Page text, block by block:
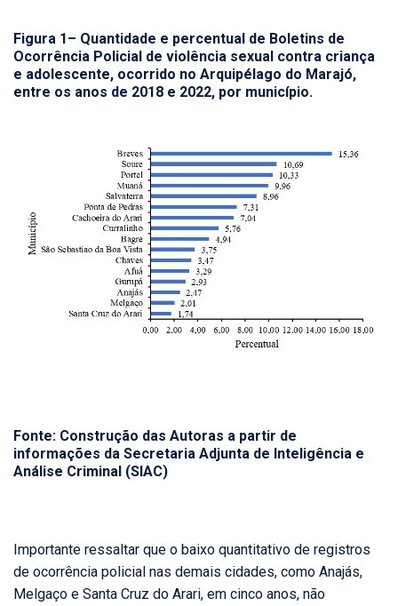
Figura 1– Quantidade e percentual de Boletins de
Ocorrência Policial de violência sexual contra criança
e adolescente, ocorrido no Arquipélago do Marajó,
entre os anos de 2018 e 2022, por município.
Fonte: Construção das Autoras a partir de
informações da Secretaria Adjunta de Inteligência e
Análise Criminal (SIAC)
Importante ressaltar que o baixo quantitativo de registros
de ocorrência policial nas demais cidades, como Anajás,
Melgaço e Santa Cruz do Arari, em cinco anos, não